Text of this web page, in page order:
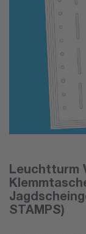
Leuchtturm
STAMPS)